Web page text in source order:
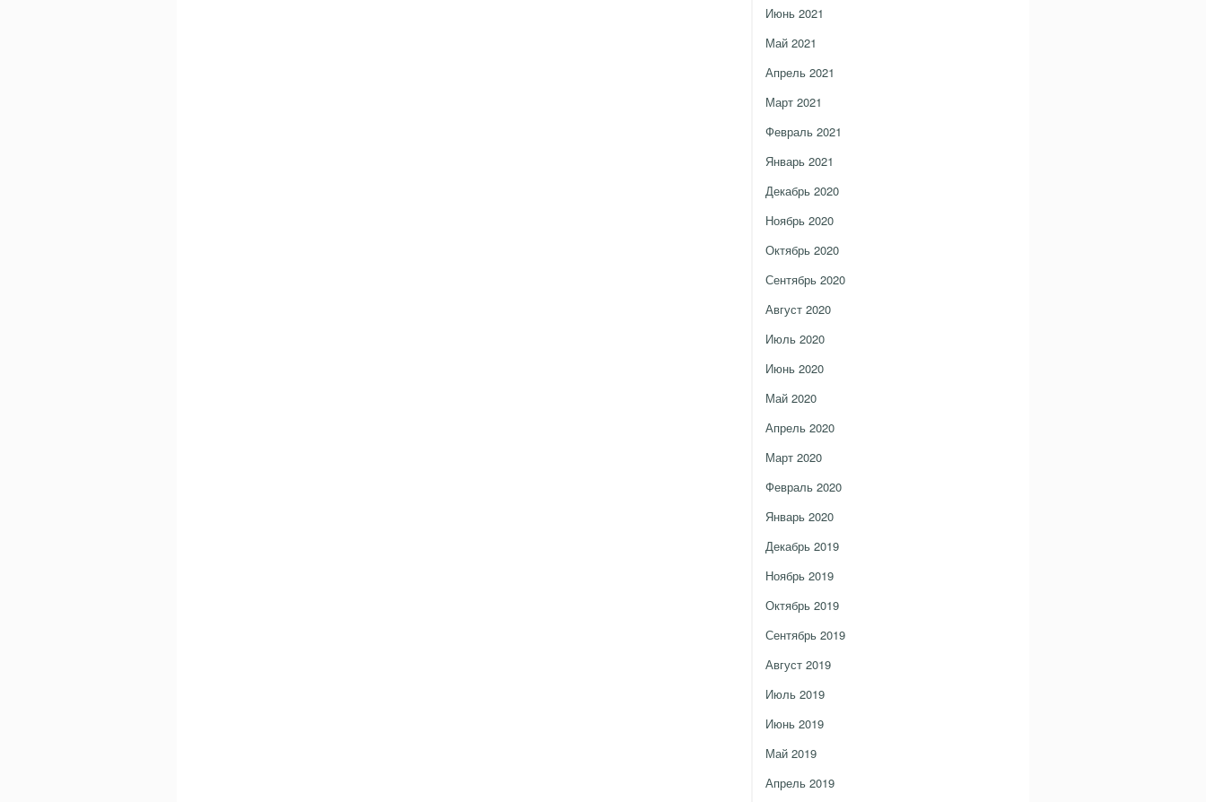
Июнь 2021
Май 2021
Апрель 2021
Март 2021
Февраль 2021
Январь 2021
Декабрь 2020
Ноябрь 2020
Октябрь 2020
Сентябрь 2020
Август 2020
Июль 2020
Июнь 2020
Май 2020
Апрель 2020
Март 2020
Февраль 2020
Январь 2020
Декабрь 2019
Ноябрь 2019
Октябрь 2019
Сентябрь 2019
Август 2019
Июль 2019
Июнь 2019
Май 2019
Апрель 2019